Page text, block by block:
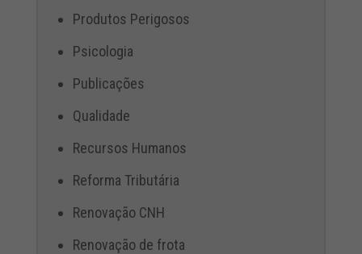
Produtos Perigosos
Psicologia
Publicações
Qualidade
Recursos Humanos
Reforma Tributária
Renovação CNH
Renovação de frota